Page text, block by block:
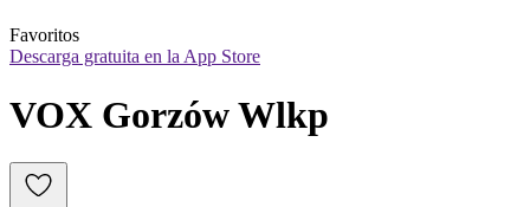
Favoritos
Descarga gratuita en la App Store
VOX Gorzów Wlkp